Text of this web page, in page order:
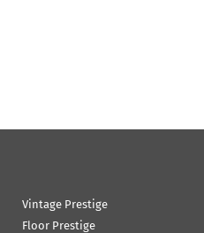
Vintage Prestige
Floor Prestige